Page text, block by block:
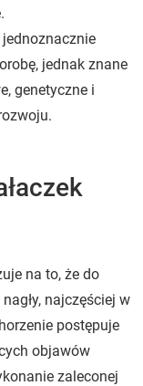
jednak znane
genetyczne i
na to, że do
najczęściej w
postępuje
objawów
zaleconej